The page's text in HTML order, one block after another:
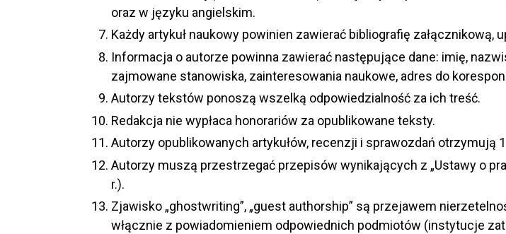
oraz w języku angielskim.
Każdy artykuł naukowy powinien zawierać bibliografię załącznikową,
Informacja o autorze powinna zawierać następujące dane: imię,
zajmowane stanowiska, zainteresowania naukowe, adres do
Autorzy tekstów ponoszą wszelką odpowiedzialność za ich treść.
Redakcja nie wypłaca honorariów za opublikowane teksty.
Autorzy opublikowanych artykułów, recenzji i sprawozdań otrzymują
Autorzy muszą przestrzegać przepisów wynikających z „Ustawy o
r.).
Zjawisko „ghostwriting”, „guest authorship” są przejawem
włącznie z powiadomieniem odpowiednich podmiotów (instytucje